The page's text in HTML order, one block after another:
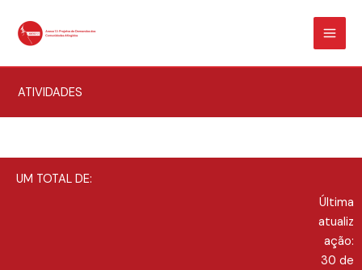
content
ATIVIDADES
UM TOTAL DE:
Última
atualiz
ação:
30 de